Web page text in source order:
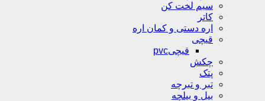
سیم لخت کن
کاتر
اره دستی و کمان اره
قیچی
قیچیpvc
چکش
پتک
تبر و تبرچه
بیل و بیلچه